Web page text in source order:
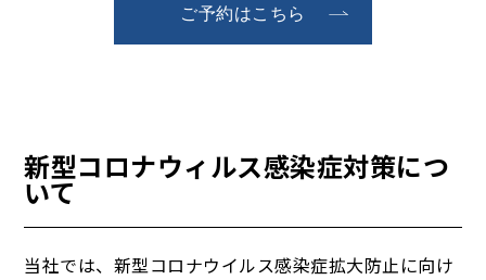
ご予約はこちら
新型コロナウィルス感染症対策につ
いて
当社では、新型コロナウイルス感染症拡大防止に向け